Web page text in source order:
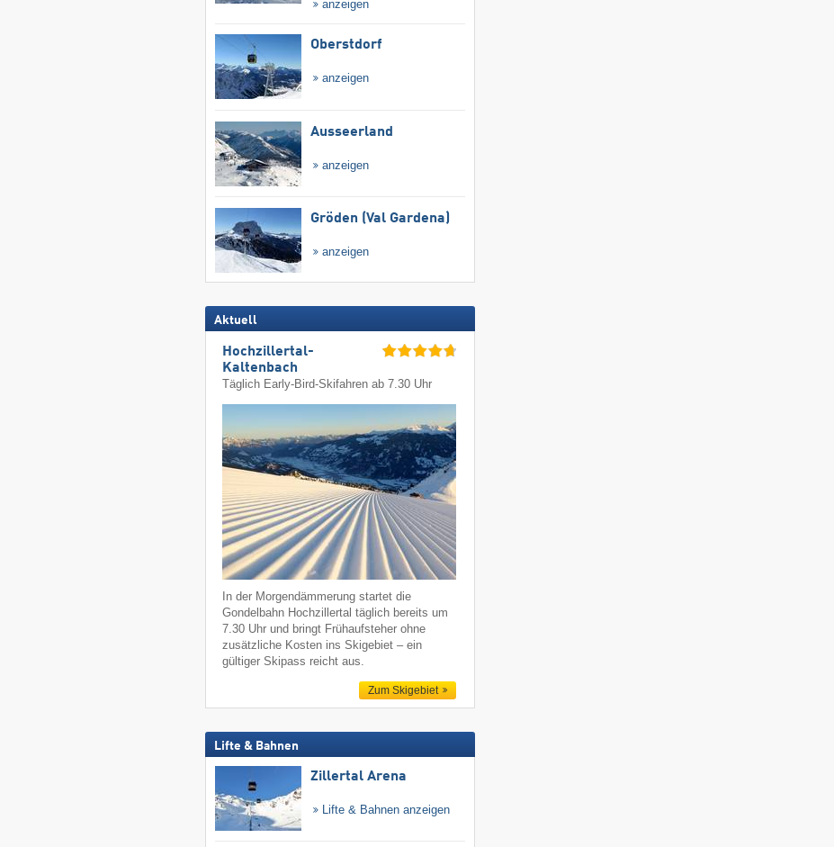
anzeigen
Oberstdorf
anzeigen
Ausseerland
anzeigen
Gröden (Val Gardena)
anzeigen
Aktuell
Hochzillertal-
Kaltenbach
Täglich Early-Bird-Skifahren ab 7.30 Uhr
In der Morgendämmerung startet die
Gondelbahn Hochzillertal täglich bereits um
7.30 Uhr und bringt Frühaufsteher ohne
zusätzliche Kosten ins Skigebiet – ein
gültiger Skipass reicht aus.
Zum Skigebiet
Lifte & Bahnen
Zillertal Arena
Lifte & Bahnen anzeigen